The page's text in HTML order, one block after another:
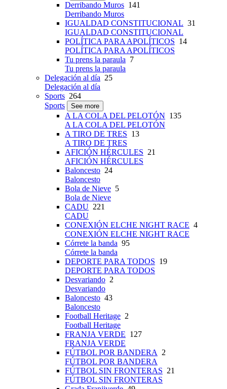
Derribando Muros 141
Derribando Muros
IGUALDAD CONSTITUCIONAL 31
IGUALDAD CONSTITUCIONAL
POLÍTICA PARA APOLÍTICOS 14
POLÍTICA PARA APOLÍTICOS
Tu prens la paraula 7
Tu prens la paraula
Delegación al día 25
Delegación al día
Sports 264
Sports
See more
A LA COLA DEL PELOTÓN 135
A LA COLA DEL PELOTÓN
A TIRO DE TRES 13
A TIRO DE TRES
AFICIÓN HÉRCULES 21
AFICIÓN HÉRCULES
Baloncesto 24
Baloncesto
Bola de Nieve 5
Bola de Nieve
CADU 221
CADU
CONEXIÓN ELCHE NIGHT RACE 4
CONEXIÓN ELCHE NIGHT RACE
Córrete la banda 95
Córrete la banda
DEPORTE PARA TODOS 19
DEPORTE PARA TODOS
Desvariando 2
Desvariando
Baloncesto 43
Baloncesto
Football Heritage 2
Football Heritage
FRANJA VERDE 127
FRANJA VERDE
FÚTBOL POR BANDERA
2
FÚTBOL POR BANDERA
FÚTBOL SIN FRONTERAS 21
FÚTBOL SIN FRONTERAS